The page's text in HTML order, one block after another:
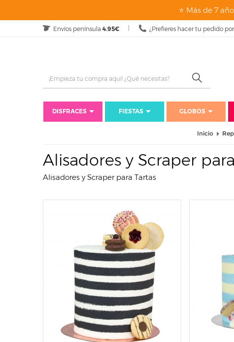
⭐ Más de 7
Envíos península 4.95€ ¿Prefieres hacer tu pedido
DISFRACES FIESTAS GLOBOS
Inicio
Alisadores y Scraper
Alisadores y Scraper para Tartas